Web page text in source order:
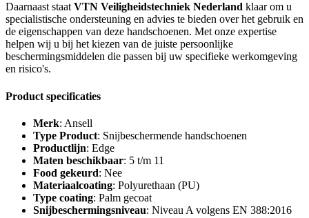
Daarnaast staatVTN Veiligheidstechniek Nederland klaar om u
specialistische ondersteuning en advies te bieden over het gebruik en
de eigenschappen van deze handschoenen. Met onze expertise
helpen wij u bij het kiezen van de juiste persoonlijke
beschermingsmiddelen die passen bij uw specifieke werkomgeving
en risico's.
Product specificaties
Merk: Ansell
Type Product: Snijbeschermende handschoenen
Productlijn: Edge
Maten beschikbaar: 5 t/m 11
Food gekeurd: Nee
Materiaalcoating: Polyurethaan (PU)
Type coating: Palm gecoat
Snijbeschermingsniveau: Niveau A volgens EN 388:2016